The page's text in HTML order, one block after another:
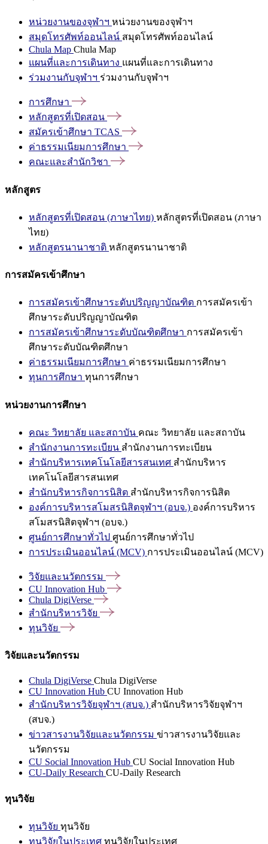
หน่วยงานของจุฬาฯ หน่วยงานของจุฬาฯ
สมุดโทรศัพท์ออนไลน์ สมุดโทรศัพท์ออนไลน์
Chula Map Chula Map
แผนที่และการเดินทาง แผนที่และการเดินทาง
ร่วมงานกับจุฬาฯ ร่วมงานกับจุฬาฯ
การศึกษา
หลักสูตรที่เปิดสอน
สมัครเข้าศึกษา TCAS
ค่าธรรมเนียมการศึกษา
คณะและสำนักวิชา
หลักสูตร
หลักสูตรที่เปิดสอน (ภาษาไทย) หลักสูตรที่เปิดสอน (ภาษา
ไทย)
หลักสูตรนานาชาติ หลักสูตรนานาชาติ
การสมัครเข้าศึกษา
การสมัครเข้าศึกษาระดับปริญญาบัณฑิต การสมัครเข้า
ศึกษาระดับปริญญาบัณฑิต
การสมัครเข้าศึกษาระดับบัณฑิตศึกษา การสมัครเข้า
ศึกษาระดับบัณฑิตศึกษา
ค่าธรรมเนียมการศึกษา ค่าธรรมเนียมการศึกษา
ทุนการศึกษา ทุนการศึกษา
หน่วยงานการศึกษา
คณะ วิทยาลัย และสถาบัน คณะ วิทยาลัย และสถาบัน
สำนักงานการทะเบียน สำนักงานการทะเบียน
สำนักบริหารเทคโนโลยีสารสนเทศ สำนักบริหาร
เทคโนโลยีสารสนเทศ
สำนักบริหารกิจการนิสิต สำนักบริหารกิจการนิสิต
องค์การบริหารสโมสรนิสิตจุฬาฯ (อบจ.) องค์การบริหาร
สโมสรนิสิตจุฬาฯ (อบจ.)
ศูนย์การศึกษาทั่วไป ศูนย์การศึกษาทั่วไป
การประเมินออนไลน์ (MCV) การประเมินออนไลน์ (MCV)
วิจัยและนวัตกรรม
CU Innovation Hub
Chula DigiVerse
สำนักบริหารวิจัย
ทุนวิจัย
วิจัยและนวัตกรรม
Chula DigiVerse Chula DigiVerse
CU Innovation Hub CU Innovation Hub
สำนักบริหารวิจัยจุฬาฯ (สบจ.) สำนักบริหารวิจัยจุฬาฯ
(สบจ.)
ข่าวสารงานวิจัยและนวัตกรรม ข่าวสารงานวิจัยและ
นวัตกรรม
CU Social Innovation Hub CU Social Innovation Hub
CU-Daily Research CU-Daily Research
ทุนวิจัย
ทุนวิจัย ทุนวิจัย
ทุนวิจัยในประเทศ ทุนวิจัยในประเทศ